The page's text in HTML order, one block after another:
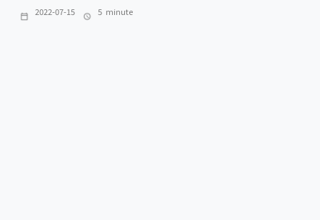
2022-07-15 5 minute